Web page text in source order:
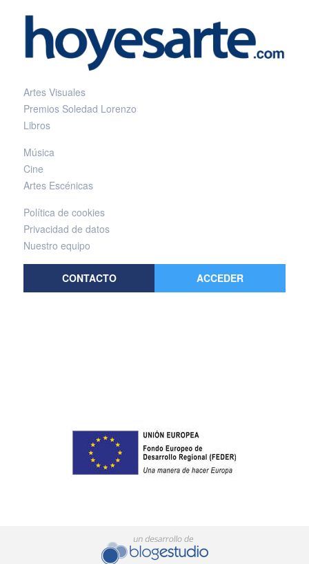
Artes Visuales
Premios Soledad Lorenzo
Libros
Música
Cine
Artes Escénicas
Política de cookies
Privacidad de datos
Nuestro equipo
CONTACTO ACCEDER